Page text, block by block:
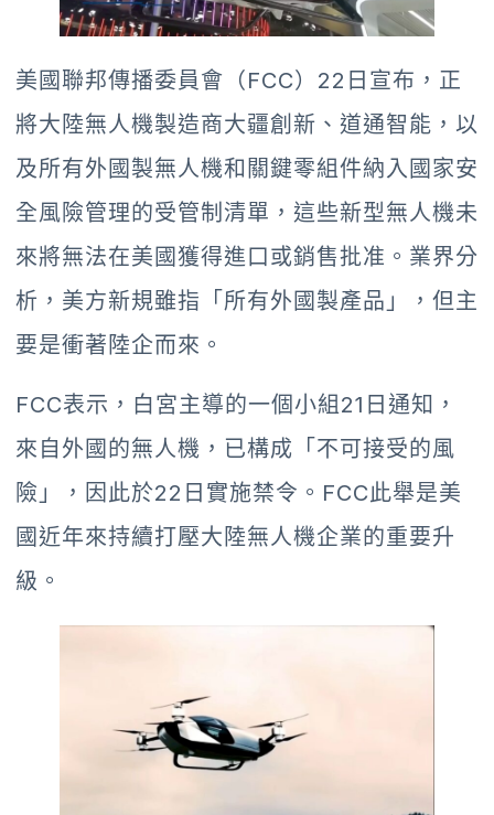
美國聯邦傳播委員會（FCC）22日宣布，正
將大陸無人機製造商大疆創新、道通智能，以
及所有外國製無人機和關鍵零組件納入國家安
全風險管理的受管制清單，這些新型無人機未
來將無法在美國獲得進口或銷售批准。業界分
析，美方新規雖指「所有外國製產品」，但主
要是衝著陸企而來。
FCC表示，白宮主導的一個小組21日通知，
來自外國的無人機，已構成「不可接受的風
險」，因此於22日實施禁令。FCC此舉是美
國近年來持續打壓大陸無人機企業的重要升
級。